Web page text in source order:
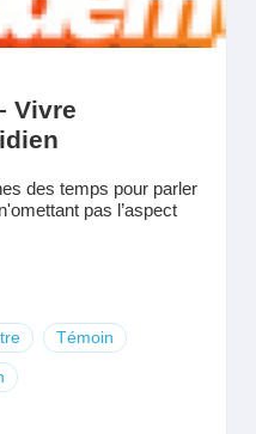
Vivre
des temps pour parler
pas l’aspect
Témoin